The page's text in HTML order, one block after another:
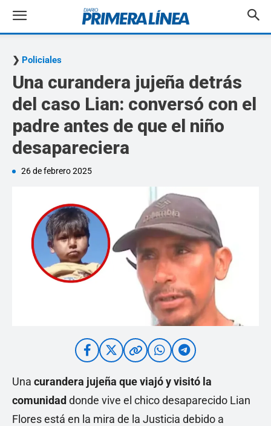
Policiales
Una curandera jujeña detrás
del caso Lian: conversó con el
padre antes de que el niño
desapareciera
26 de febrero 2025
Una curandera jujeña que viajó y visitó la
comunidaddonde vive el chico desaparecido Lian
Flores está en la mira de la Justicia debido a